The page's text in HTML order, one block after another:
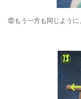
⑫もう一方も同じように